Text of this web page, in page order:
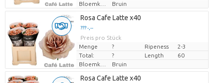
Bloemkleur
Bruin
Rosa Cafe Latte x40
??? -,--
Preis pro Stück
Menge
? Ripeness
2-3
Total:
? Length
60
Bloemkleur
Bruin
Rosa Cafe Latte x40